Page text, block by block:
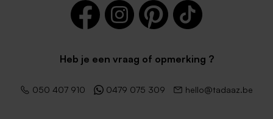
Heb je een vraag of opmerking ?
050 407 910 0479 075 309 hello@tadaaz.be